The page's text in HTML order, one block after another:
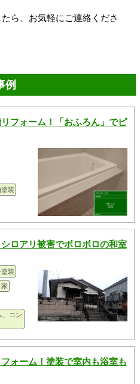
ら、お気軽にご連絡くださ
例
フォーム！「おふろん」でピ
装
ロアリ被害でボロボロの和室
装
家
、コン
ォーム！塗装で室内も浴室も